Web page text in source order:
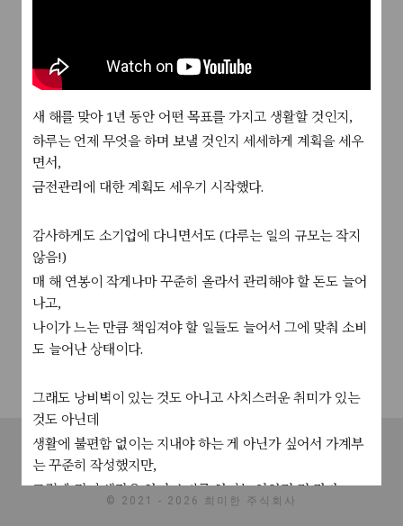
공지사항 서비스소개 고객센터 문의하기
이용약관
개인정보처리방침
© 2021 - 2026 희미한 주식회사
새 해를 맞아 1년 동안 어떤 목표를 가지고 생활할 것인지,
하루는 언제 무엇을 하며 보낼 것인지 세세하게 계획을 세우
면서,
금전관리에 대한 계획도 세우기 시작했다.
감사하게도 소기업에 다니면서도 (다루는 일의 규모는 작지
않음!)
매 해 연봉이 작게나마 꾸준히 올라서 관리해야 할 돈도 늘어
나고,
나이가 느는 만큼 책임져야 할 일들도 늘어서 그에 맞춰 소비
도 늘어난 상태이다.
그래도 낭비벽이 있는 것도 아니고 사치스러운 취미가 있는
것도 아닌데
생활에 불편함 없이는 지내야 하는 게 아닌가 싶어서 가계부
는 꾸준히 작성했지만,
그렇게 깊이 생각을 하며 소비를 하지는 않았던 것 같다.